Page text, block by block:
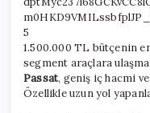
5
1.500.000 TL bütçenin
segment araçlara
Passat, geniş iç hacmi
Özellikle uzun yol